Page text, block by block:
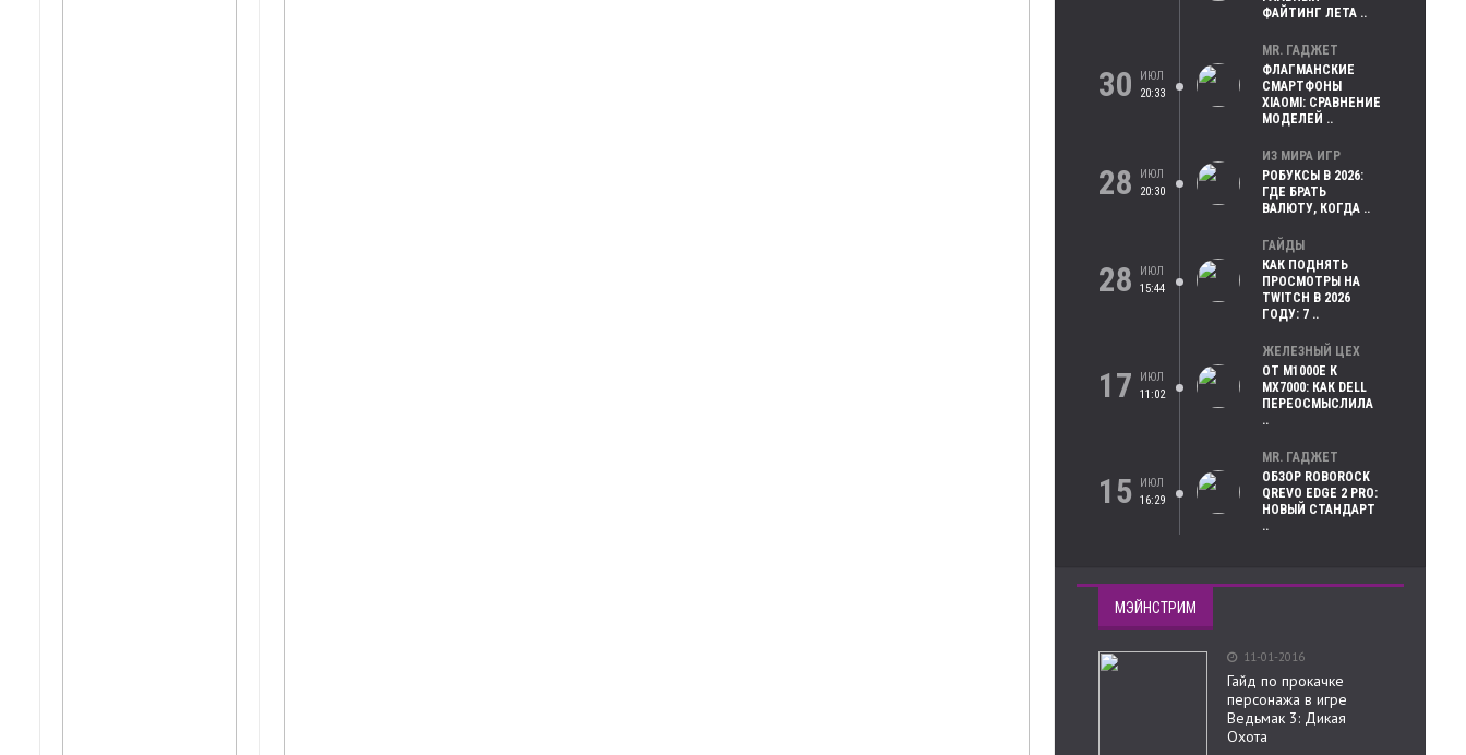
ФАЙТИНГ ЛЕТА ..
30
ИЮЛ
20:33
MR. ГАДЖЕТ
ФЛАГМАНСКИЕ
СМАРТФОНЫ
XIAOMI: СРАВНЕНИЕ
МОДЕЛЕЙ ..
28
ИЮЛ
20:30
ИЗ МИРА ИГР
РОБУКСЫ В 2026:
ГДЕ БРАТЬ
ВАЛЮТУ, КОГДА ..
28
ИЮЛ
15:44
ГАЙДЫ
КАК ПОДНЯТЬ
ПРОСМОТРЫ НА
TWITCH В 2026
ГОДУ: 7 ..
17
ИЮЛ
11:02
ЖЕЛЕЗНЫЙ ЦЕХ
ОТ M1000E К
MX7000: КАК DELL
ПЕРЕОСМЫСЛИЛА
..
15
ИЮЛ
16:29
MR. ГАДЖЕТ
ОБЗОР ROBOROCK
QREVO EDGE 2 PRO:
НОВЫЙ СТАНДАРТ
..
МЭЙНСТРИМ
11-01-2016
Гайд по прокачке
персонажа в игре
Ведьмак 3: Дикая
Охота